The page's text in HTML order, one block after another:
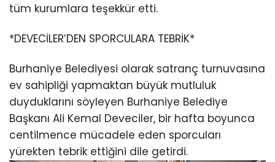
tüm kurumlara teşekkür etti.
*DEVECİLER’DEN SPORCULARA TEBRİK*
Burhaniye Belediyesi olarak satranç turnuvasına
ev sahipliği yapmaktan büyük mutluluk
duyduklarını söyleyen Burhaniye Belediye
Başkanı Ali Kemal Deveciler, bir hafta boyunca
centilmence mücadele eden sporcuları
yürekten tebrik ettiğini dile getirdi.